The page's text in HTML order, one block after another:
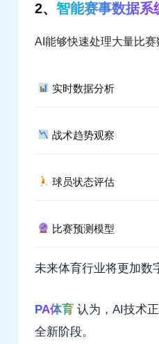
2、 智能赛事数据系
AI能够快速处理大量比赛
实时数据分析
战术趋势观察
球员状态评估
比赛预测模型
未来体育行业将更加数
PA体育 认为，AI技术
全新阶段。